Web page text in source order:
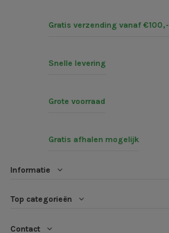
Gratis verzending vanaf €100,-
Snelle levering
Grote voorraad
Gratis afhalen mogelijk
Informatie
Top categorieën
Contact